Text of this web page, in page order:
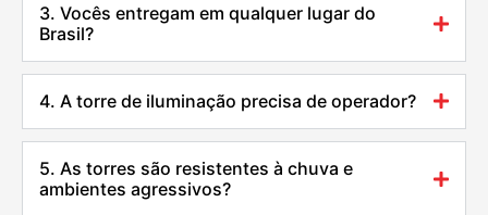
3. Vocês entregam em qualquer lugar do
Brasil?
4. A torre de iluminação precisa de operador?
5. As torres são resistentes à chuva e
ambientes agressivos?